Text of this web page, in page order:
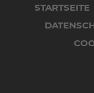
überspringen
STARTSEITE